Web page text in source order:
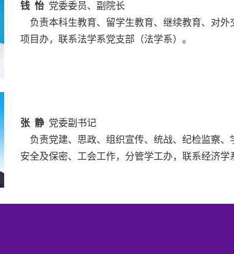
钱 怡 党委委员、副院长
负责本科生教育、留学生教育、继续教育、对外
项目办，联系法学系党支部（法学系）。
张 静 党委副书记
负责党建、思政、组织宣传、统战、纪检监察、
安全及保密、工会工作，分管学工办，联系经济学